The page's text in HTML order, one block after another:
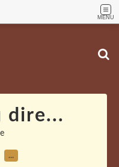
MENU
dire...
…